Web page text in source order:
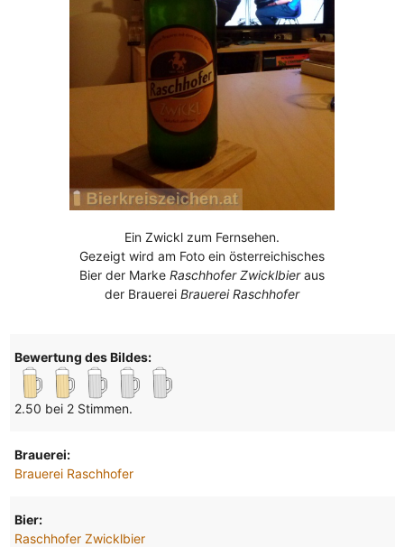
Ein Zwickl zum Fernsehen.
Gezeigt wird am Foto ein österreichisches
Bier der Marke Raschhofer Zwicklbieraus
der Brauerei Brauerei Raschhofer
Bewertung des Bildes:
2.50 bei 2 Stimmen.
Brauerei:
Brauerei Raschhofer
Bier:
Raschhofer Zwicklbier